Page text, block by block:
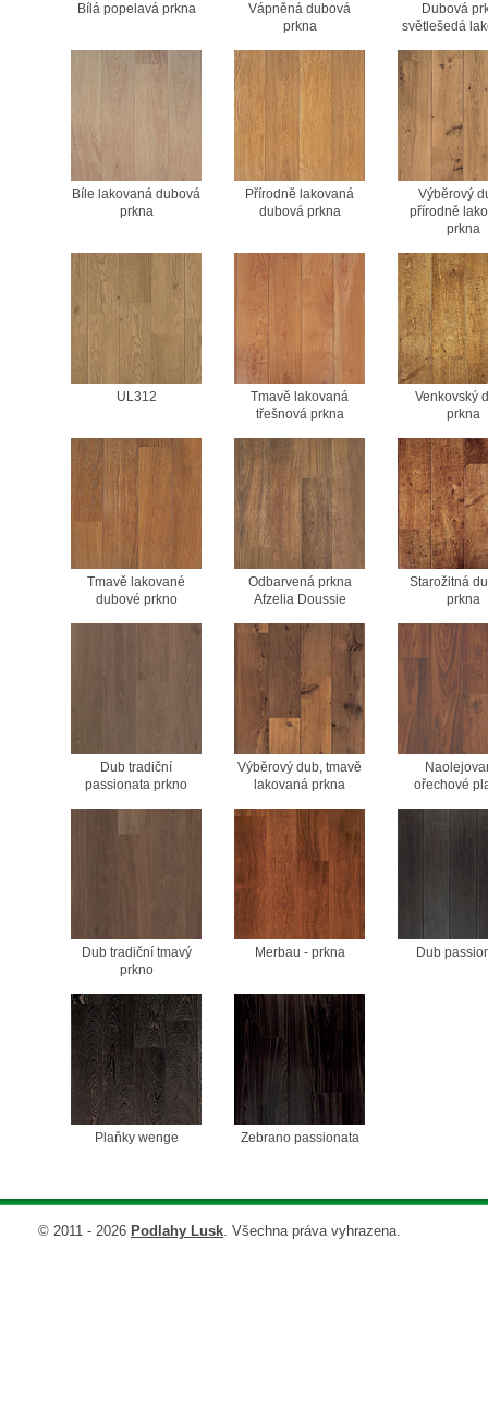
Bílá popelavá prkna
Vápněná dubová
prkna
Dubová
světlešedá
Bíle lakovaná dubová
prkna
Přírodně lakovaná
dubová prkna
Výběrový
přírodně
prkna
UL312
Tmavě lakovaná
třešnová prkna
Venkovský
prkna
Tmavě lakované
dubové prkno
Odbarvená prkna
Afzelia Doussie
Starožitná
prkna
Dub tradiční
passionata prkno
Výběrový dub, tmavě
lakovaná prkna
ořechové
Dub tradiční tmavý
prkno
Merbau - prkna Dub
Plaňky wenge Zebrano passionata
© 2011 - 2026 Podlahy Lusk. Všechna práva vyhrazena.